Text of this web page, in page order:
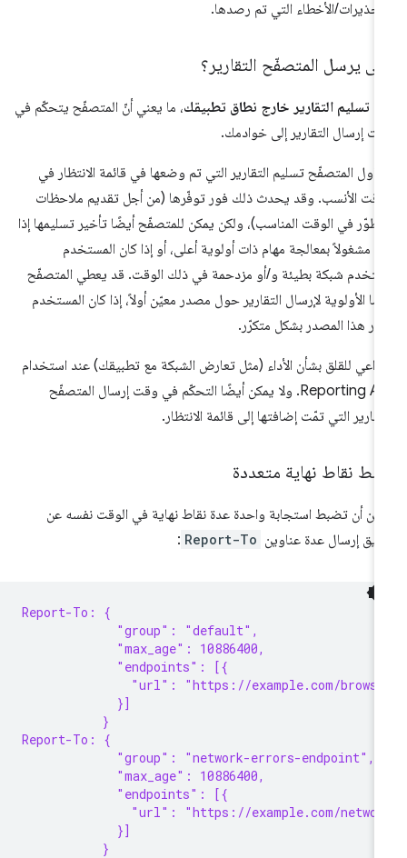
الأخطاء التي تم رصدها.
يرسل المتصفّح التقارير؟
تسليم التقارير خارج نطاق تطبيقك، ما يعني أنّ المتصفّح يتحكّم في
إرسال التقارير إلى خوادمك.
المتصفّح تسليم التقارير التي تم وضعها في قائمة الانتظار في
الأنسب. وقد يحدث ذلك فور توفّرها (من أجل تقديم ملاحظات
في الوقت المناسب)، ولكن يمكن للمتصفّح أيضًا تأخير تسليمها إذا
مشغولاً بمعالجة مهام ذات أولوية أعلى، أو إذا كان المستخدم
شبكة بطيئة و/أو مزدحمة في ذلك الوقت. قد يعطي المتصفّح
الأولوية لإرسال التقارير حول مصدر معيّن أولاً، إذا كان المستخدم
هذا المصدر بشكل متكرّر.
داعي للقلق بشأن الأداء (مثل تعارض الشبكة مع تطبيقك) عند استخدام
Reporting API. ولا يمكن أيضًا التحكّم في وقت إرسال المتصفّح
التي تمّت إضافتها إلى قائمة الانتظار.
نقاط نهاية متعددة
أن تضبط استجابة واحدة عدة نقاط نهاية في الوقت نفسه عن
إرسال عدة عناوين Report-To
:
Report-To: {
             "group": "default",
             "max_age": 10886400,
             "endpoints": [{
"url": "https://example.com/
             }]
           }
Report-To: {
             "group": "network-errors-endpoint",
             "max_age": 10886400,
             "endpoints": [{
"url": "https://example.com/
             }]
           }